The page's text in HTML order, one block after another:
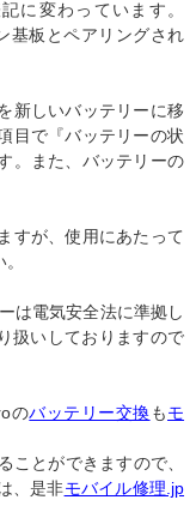
に変わっています。
基板とペアリングされ
新しいバッテリーに移
目で『バッテリーの状
。また、バッテリーの
すが、使用にあたって
は電気安全法に準拠し
扱いしておりますので
のバッテリー交換 も モ
ことができますので、
、是非モバイル修理.jp